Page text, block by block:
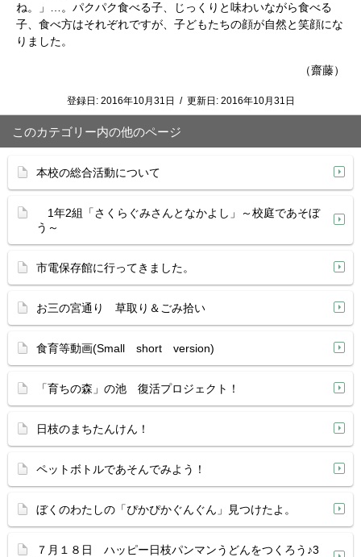
ね。」…。パクパク食べる子、じっくりと味わいながら食べる
子、食べ方はそれぞれですが、子どもたちの顔が自然と笑顔にな
りました。
（齋藤）
登録日: 2016年10月31日 / 更新日: 2016年10月31日
このカテゴリー内の他のページ
本校の総合活動について
1年2組「さくらぐみさんとなかよし」～校庭であそぼ
う～
市電保存館に行ってきました。
お三の宮通り 草取り＆ごみ拾い
食育等動画(Small short version)
「育ちの森」の池 復活プロジェクト！
日枝のまちたんけん！
ペットボトルであそんでみよう！
ぼくのわたしの「ぴかぴかぐんぐん」見つけたよ。
７月１８日 ハッピー日枝パンマンうどんをつくろう♪3